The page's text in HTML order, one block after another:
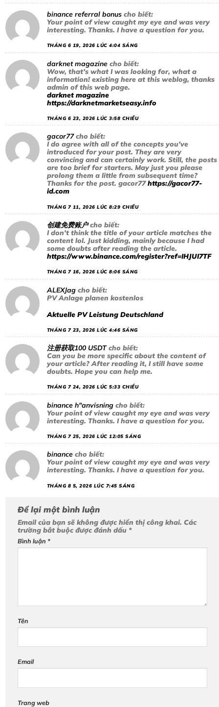
binance referral bonus cho biết:
Your point of view caught my eye and was very
interesting. Thanks. I have a question for you.
THÁNG 6 19, 2026 LÚC 4:04 SÁNG
darknet magazine cho biết:
Wow, that’s what I was looking for, what a
information! existing here at this weblog, thanks
admin of this web page.
darknet magazine
https://darknetmarketseasy.info
THÁNG 6 23, 2026 LÚC 3:58 CHIỀU
gacor77 cho biết:
I do agree with all of the concepts you’ve
introduced for your post. They are very
convincing and can certainly work. Still, the posts
are too brief for starters. May just you please
prolong them a little from subsequent time?
Thanks for the post. gacor77https://gacor77-
id.com
THÁNG 7 11, 2026 LÚC 8:29 CHIỀU
创建免费账户 cho biết:
I don’t think the title of your article matches the
content lol. Just kidding, mainly because I had
some doubts after reading the article.
https://www.binance.com/register?ref=IHJUI7TF
THÁNG 7 16, 2026 LÚC 8:06 SÁNG
ALEXJag cho biết:
PV Anlage planen kostenlos
Aktuelle PV Leistung Deutschland
THÁNG 7 23, 2026 LÚC 4:46 SÁNG
注册获取100 USDT cho biết:
Can you be more specific about the content of
your article? After reading it, I still have some
doubts. Hope you can help me.
THÁNG 7 24, 2026 LÚC 5:33 CHIỀU
binance h"anvisning cho biết:
Your point of view caught my eye and was very
interesting. Thanks. I have a question for you.
THÁNG 7 25, 2026 LÚC 12:05 SÁNG
binance cho biết:
Your point of view caught my eye and was very
interesting. Thanks. I have a question for you.
THÁNG 8 5, 2026 LÚC 7:45 SÁNG
Để lại một bình luận
Email của bạn sẽ không được hiển thị công khai. Các
trường bắt buộc được đánh dấu *
Bình luận *
Tên
Email
Trang web